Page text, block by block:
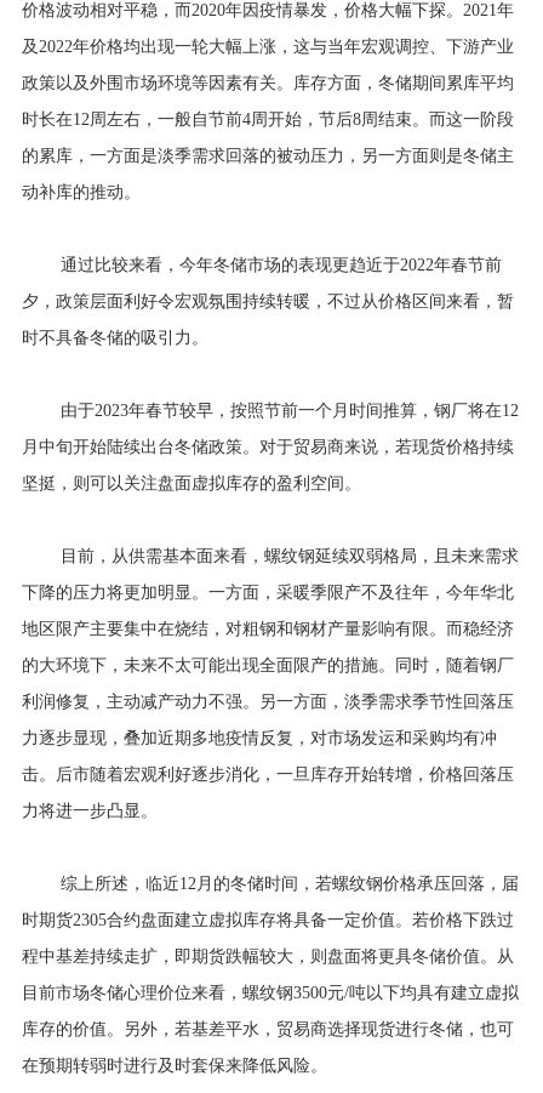
价格波动相对平稳，而2020年因疫情暴发，价格大幅下探。2021年
及2022年价格均出现一轮大幅上涨，这与当年宏观调控、下游产业
政策以及外围市场环境等因素有关。库存方面，冬储期间累库平均
时长在12周左右，一般自节前4周开始，节后8周结束。而这一阶段
的累库，一方面是淡季需求回落的被动压力，另一方面则是冬储主
动补库的推动。
通过比较来看，今年冬储市场的表现更趋近于2022年春节前
夕，政策层面利好令宏观氛围持续转暖，不过从价格区间来看，暂
时不具备冬储的吸引力。
由于2023年春节较早，按照节前一个月时间推算，钢厂将在12
月中旬开始陆续出台冬储政策。对于贸易商来说，若现货价格持续
坚挺，则可以关注盘面虚拟库存的盈利空间。
目前，从供需基本面来看，螺纹钢延续双弱格局，且未来需求
下降的压力将更加明显。一方面，采暖季限产不及往年，今年华北
地区限产主要集中在烧结，对粗钢和钢材产量影响有限。而稳经济
的大环境下，未来不太可能出现全面限产的措施。同时，随着钢厂
利润修复，主动减产动力不强。另一方面，淡季需求季节性回落压
力逐步显现，叠加近期多地疫情反复，对市场发运和采购均有冲
击。后市随着宏观利好逐步消化，一旦库存开始转增，价格回落压
力将进一步凸显。
综上所述，临近12月的冬储时间，若螺纹钢价格承压回落，届
时期货2305合约盘面建立虚拟库存将具备一定价值。若价格下跌过
程中基差持续走扩，即期货跌幅较大，则盘面将更具冬储价值。从
目前市场冬储心理价位来看，螺纹钢3500元/吨以下均具有建立虚拟
库存的价值。另外，若基差平水，贸易商选择现货进行冬储，也可
在预期转弱时进行及时套保来降低风险。